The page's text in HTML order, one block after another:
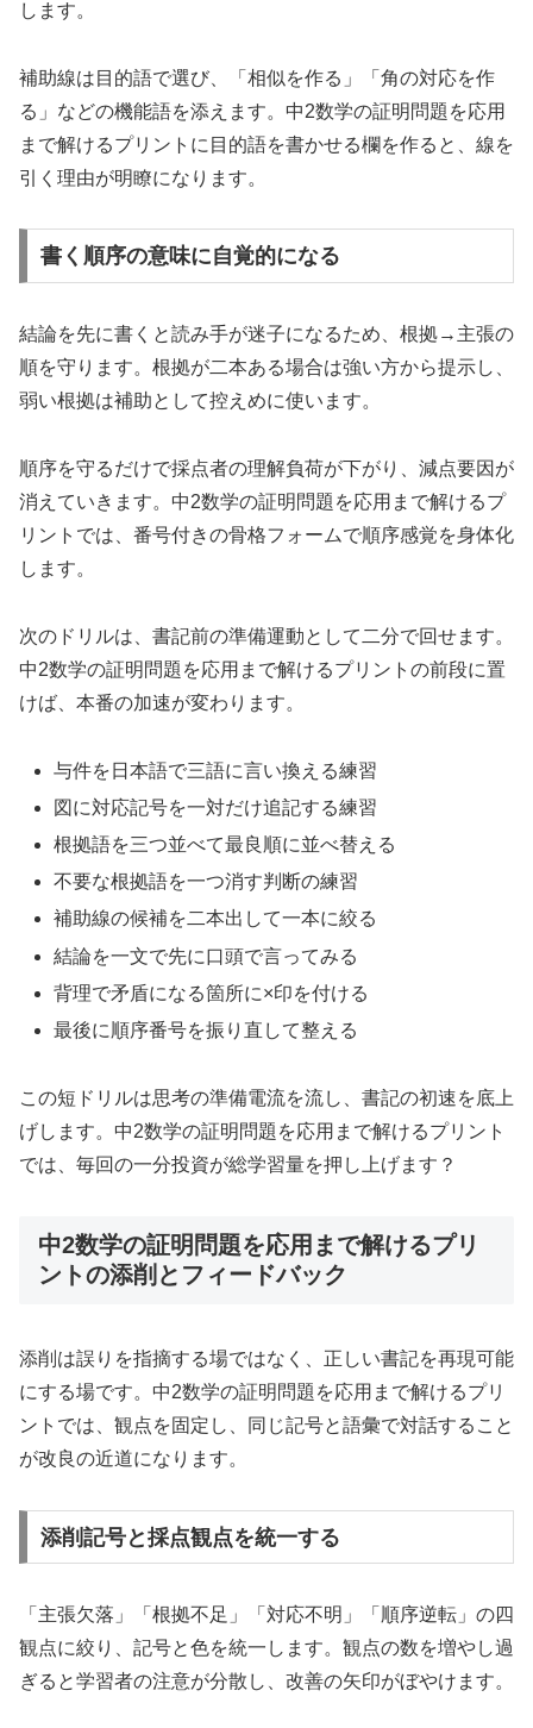
します。
補助線は目的語で選び、「相似を作る」「角の対応を作
る」などの機能語を添えます。中2数学の証明問題を応用
まで解けるプリントに目的語を書かせる欄を作ると、線を
引く理由が明瞭になります。
書く順序の意味に自覚的になる
結論を先に書くと読み手が迷子になるため、根拠→主張の
順を守ります。根拠が二本ある場合は強い方から提示し、
弱い根拠は補助として控えめに使います。
順序を守るだけで採点者の理解負荷が下がり、減点要因が
消えていきます。中2数学の証明問題を応用まで解けるプ
リントでは、番号付きの骨格フォームで順序感覚を身体化
します。
次のドリルは、書記前の準備運動として二分で回せます。
中2数学の証明問題を応用まで解けるプリントの前段に置
けば、本番の加速が変わります。
与件を日本語で三語に言い換える練習
図に対応記号を一対だけ追記する練習
根拠語を三つ並べて最良順に並べ替える
不要な根拠語を一つ消す判断の練習
補助線の候補を二本出して一本に絞る
結論を一文で先に口頭で言ってみる
背理で矛盾になる箇所に×印を付ける
最後に順序番号を振り直して整える
この短ドリルは思考の準備電流を流し、書記の初速を底上
げします。中2数学の証明問題を応用まで解けるプリント
では、毎回の一分投資が総学習量を押し上げます？
中2数学の証明問題を応用まで解けるプリ
ントの添削とフィードバック
添削は誤りを指摘する場ではなく、正しい書記を再現可能
にする場です。中2数学の証明問題を応用まで解けるプリ
ントでは、観点を固定し、同じ記号と語彙で対話すること
が改良の近道になります。
添削記号と採点観点を統一する
「主張欠落」「根拠不足」「対応不明」「順序逆転」の四
観点に絞り、記号と色を統一します。観点の数を増やし過
ぎると学習者の注意が分散し、改善の矢印がぼやけます。